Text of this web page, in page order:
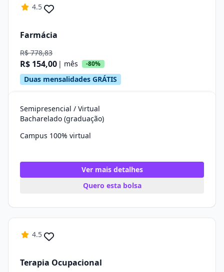
4.5
Farmácia
R$ 778,83
R$ 154,00 | mês -80%
Duas mensalidades GRÁTIS
Semipresencial / Virtual
Bacharelado (graduação)
Campus 100% virtual
Ver mais detalhes
Quero esta bolsa
4.5
Terapia Ocupacional